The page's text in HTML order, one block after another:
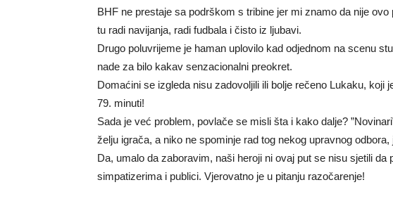
BHF ne prestaje sa podrškom s tribine jer mi znamo da nije
tu radi navijanja, radi fudbala i čisto iz ljubavi.
Drugo poluvrijeme je haman uplovilo kad odjednom na scenu
nade za bilo kakav senzacionalni preokret.
Domaćini se izgleda nisu zadovoljili ili bolje rečeno Lukaku, koji
79. minuti!
Sada je već problem, povlače se misli šta i kako dalje?
želju igrača, a niko ne spominje rad tog nekog upravnog
Da, umalo da zaboravim, naši heroji ni ovaj put se nisu sjetili
simpatizerima i publici. Vjerovatno je u pitanju razočarenje!